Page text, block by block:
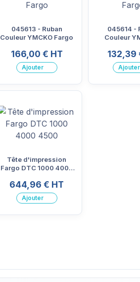
045613 - Ruban
Couleur YMCKO Fargo
166,00 € HT
Ajouter
045614 -
Couleur
132,39
Ajouter
Tête d'impression
Fargo DTC 1000 4000
644,96 € HT
Ajouter